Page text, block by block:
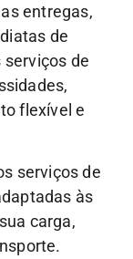
entregas,
de
de
flexível e
serviços de
às
carga,